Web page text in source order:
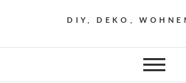
DIY, DEKO,